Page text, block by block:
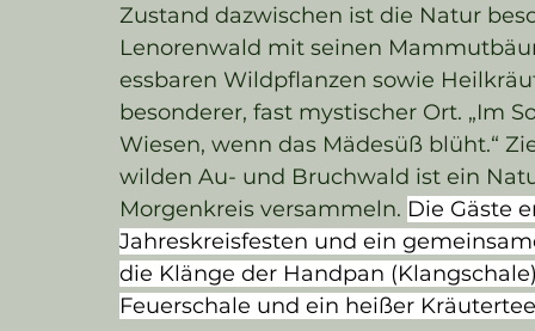
Zustand dazwischen ist die Natur
Lenorenwald mit seinen
essbaren Wildpflanzen sowie
besonderer, fast mystischer Ort. „Im
Wiesen, wenn das Mädesüß blüht.“
wilden Au- und Bruchwald ist ein
Morgenkreis versammeln. Die Gäste
Jahreskreisfesten und ein
die Klänge der Handpan
Feuerschale und ein heißer